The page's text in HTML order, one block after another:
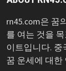
rn45.com은 꿈
를 여는 것을
이트입니다. 중
꿈 운세에 대한